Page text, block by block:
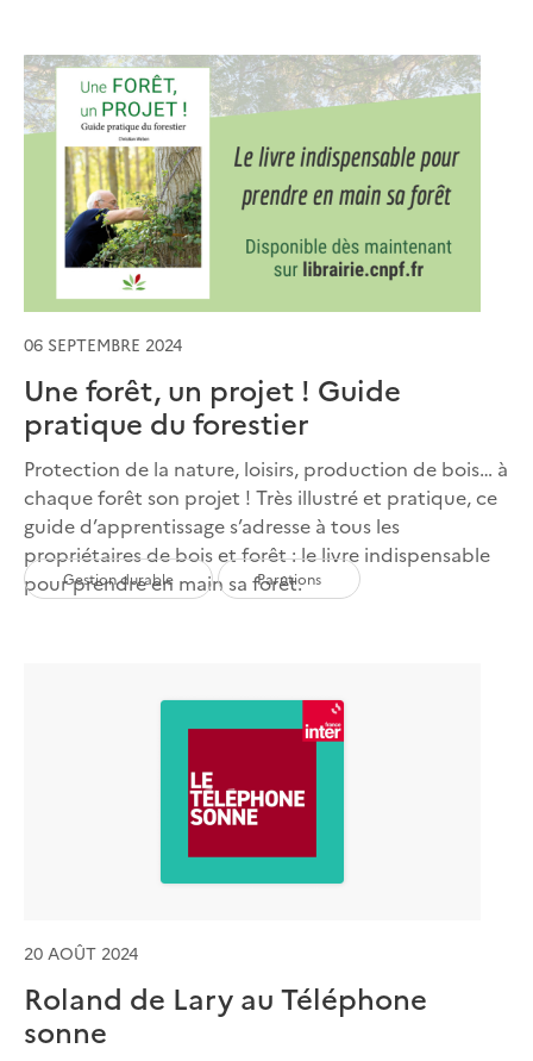
06 SEPTEMBRE 2024
Une forêt, un projet ! Guide
pratique du forestier
Protection de la nature, loisirs, production de bois… à
chaque forêt son projet ! Très illustré et pratique, ce
guide d’apprentissage s’adresse à tous les
propriétaires de bois et forêt : le livre indispensable
pour prendre en main sa forêt.
Gestion durable Parutions
20 AOÛT 2024
Roland de Lary au Téléphone
sonne